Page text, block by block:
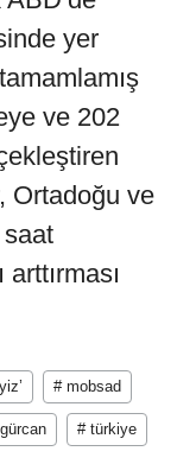
yer
ve 202
Ortadoğu ve
# mobsad
# türkiye